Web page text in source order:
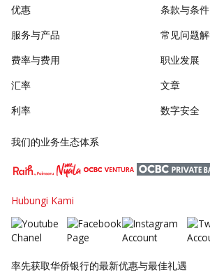
优惠
服务与产品
费率与费用
汇率
利率
条款与条件
常见问题
职业发展
文章
数字安全
我们的业务生态体系
Hubungi Kami
率先获取华侨银行的最新优惠与最佳礼遇